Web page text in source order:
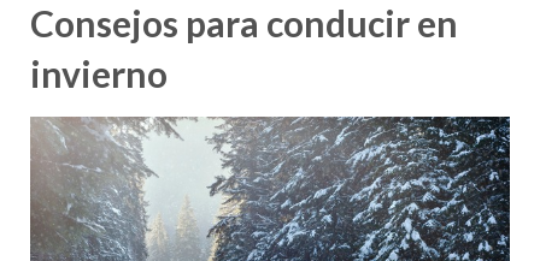
Consejos para conducir en
invierno